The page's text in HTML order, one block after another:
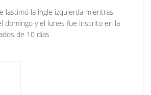
lastimó la ingle izquierda mientras
domingo y el lunes fue inscrito en la
de 10 días